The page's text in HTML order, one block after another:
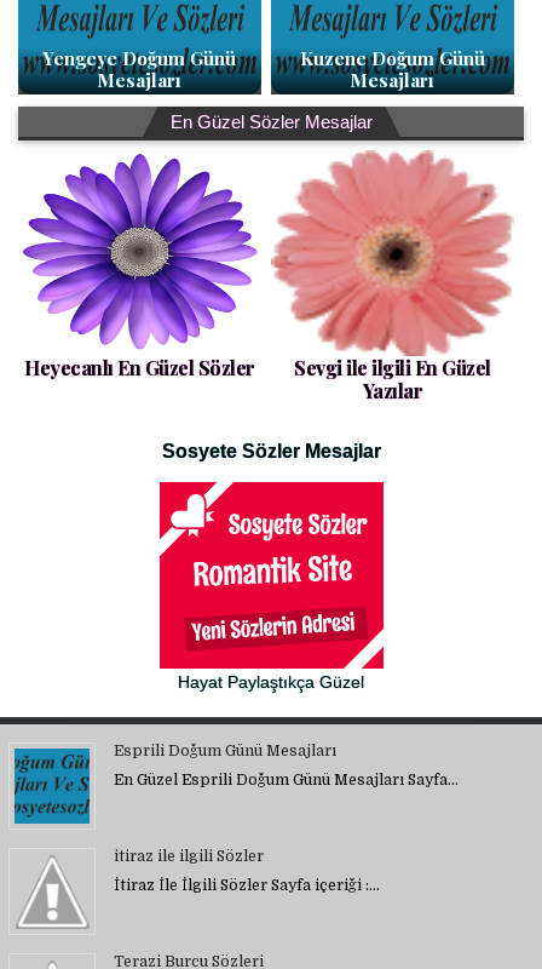
Yengeye Doğum Günü
Mesajları
Kuzene Doğum Günü
Mesajları
En Güzel Sözler Mesajlar
Heyecanlı En Güzel Sözler
Sevgi ile ilgili En Güzel
Yazılar
Sosyete Sözler Mesajlar
Hayat Paylaştıkça Güzel
Esprili Doğum Günü Mesajları
En Güzel Esprili Doğum Günü Mesajları Sayfa…
itiraz ile ilgili Sözler
İtiraz İle İlgili Sözler Sayfa içeriği :…
Terazi Burcu Sözleri